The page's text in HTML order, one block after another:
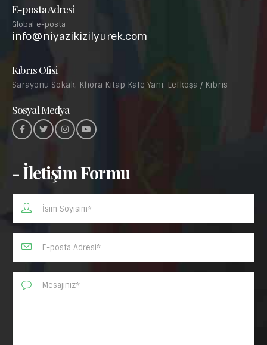
E-posta Adresi
Global e-posta
info@niyazikizilyurek.com
Kıbrıs Ofisi
Sarayönü Sokak, Khora Kitap Kafe Yanı, Lefkoşa / Kıbrıs
Sosyal Medya
- İletişim Formu